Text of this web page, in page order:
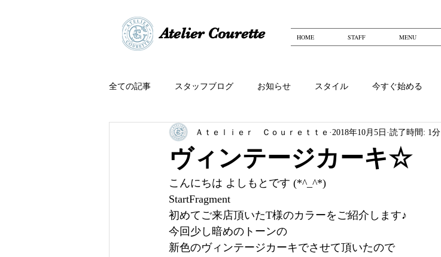
​​Atelier Courette​ HOME STAFF MENU
全ての記事 スタッフブログ お知らせ スタイル 今すぐ始める
ヴィンテージカーキ☆
Ａｔｅｌｉｅｒ Ｃｏｕｒｅｔｔｅ 2018年10月5日 読了時間: 1分
こんにちは よしもとです (*^_^*)
StartFragment
初めてご来店頂いたT様のカラーをご紹介します♪
今回少し暗めのトーンの
新色のヴィンテージカーキでさせて頂いたので